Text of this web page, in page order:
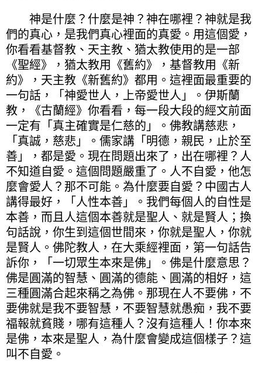
神是什麼？什麼是神？神在哪裡？神就是我
們的真心，是我們真心裡面的真愛。用這個愛，
你看看基督教、天主教、猶太教使用的是一部
《聖經》，猶太教用《舊約》，基督教用《新
約》，天主教《新舊約》都用。這裡面最重要的
一句話，「神愛世人，上帝愛世人」。伊斯蘭
教，《古蘭經》你看看，每一段大段的經文前面
一定有「真主確實是仁慈的」。佛教講慈悲，
「真誠，慈悲」。儒家講「明德，親民，止於至
善」，都是愛。現在問題出來了，出在哪裡？人
不知道自愛。這個問題嚴重了。人不自愛，他怎
麼會愛人？那不可能。為什麼要自愛？中國古人
講得最好，「人性本善」。我們每個人的自性是
本善，而且人這個本善就是聖人、就是賢人；換
句話說，你生到這個世間來，你就是聖人，你就
是賢人。佛陀教人，在大乘經裡面，第一句話告
訴你，「一切眾生本來是佛」。佛是什麼意思？
佛是圓滿的智慧、圓滿的德能、圓滿的相好，這
三種圓滿合起來稱之為佛。那現在人不要佛，不
要佛就是我不要智慧，不要智慧就愚痴，我不要
福報就貧賤，哪有這種人？沒有這種人！你本來
是佛，本來是聖人，為什麼會變成這個樣子？這
叫不自愛。